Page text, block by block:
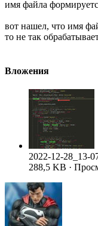
имя файла
вот нашел, что имя
то не так
Вложения
2022-12-28_13-
288,5 KB ·